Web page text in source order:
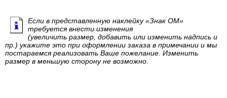
Если в представленную наклейку «Знак ОМ»
требуется внести изменения
(увеличить размер, добавить или изменить надпись и
пр.) укажите это при оформлении заказа в примечании и мы
постараемся реализовать Ваше пожелание. Изменить
размер в меньшую сторону не возможно.